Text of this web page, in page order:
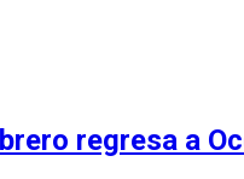
regresa a